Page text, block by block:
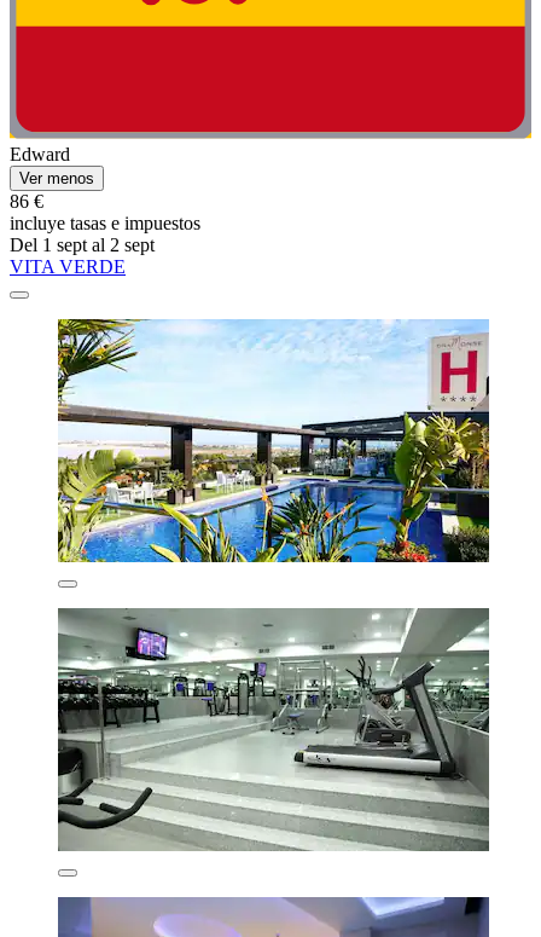
Edward
Ver menos
86 €
incluye tasas e impuestos
Del 1 sept al 2 sept
VITA VERDE